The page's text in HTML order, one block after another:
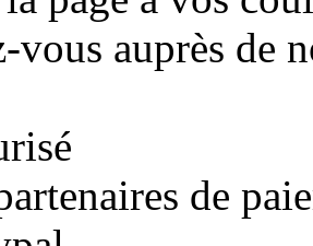
vous auprès de
de